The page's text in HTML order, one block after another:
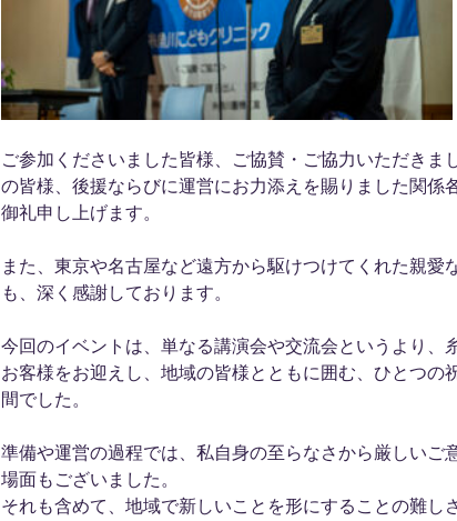
ご参加くださいました皆様、ご協賛・ご協力いただきま
の皆様、後援ならびに運営にお力添えを賜りました関係
御礼申し上げます。
また、東京や名古屋など遠方から駆けつけてくれた親愛
も、深く感謝しております。
今回のイベントは、単なる講演会や交流会というより、
お客様をお迎えし、地域の皆様とともに囲む、ひとつの
間でした。
準備や運営の過程では、私自身の至らなさから厳しいご
場面もございました。
それも含めて、地域で新しいことを形にすることの難し